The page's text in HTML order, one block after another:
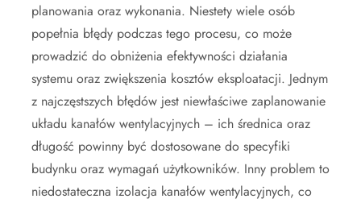
planowania oraz wykonania. Niestety wiele osób
popełnia błędy podczas tego procesu, co może
prowadzić do obniżenia efektywności działania
systemu oraz zwiększenia kosztów eksploatacji. Jednym
z najczęstszych błędów jest niewłaściwe zaplanowanie
układu kanałów wentylacyjnych – ich średnica oraz
długość powinny być dostosowane do specyfiki
budynku oraz wymagań użytkowników. Inny problem to
niedostateczna izolacja kanałów wentylacyjnych, co